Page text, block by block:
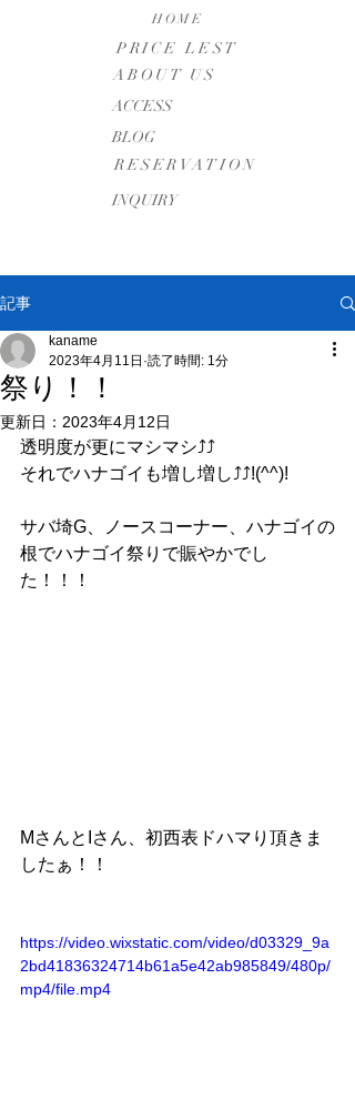
HOME
PRICE LEST
ABOUT US
​ACCESS
BLOG
RESERVATION
INQUIRY
記事
祭り！！
kaname
2023年4月11日 読了時間: 1分
更新日： 2023年4月12日
透明度が更にマシマシ⤴⤴
それでハナゴイも増し増し⤴⤴!(^^)!
サバ埼G、ノースコーナー、ハナゴイの
根でハナゴイ祭りで賑やかでし
た！！！
MさんとIさん、初西表ドハマり頂きま
したぁ！！
https://video.wixstatic.com/video/d03329_9a
2bd41836324714b61a5e42ab985849/480p/
mp4/file.mp4